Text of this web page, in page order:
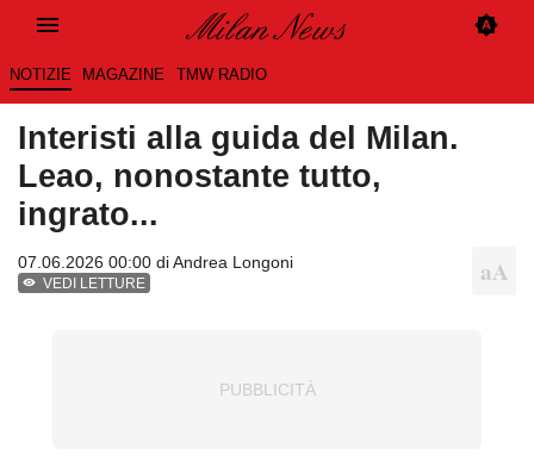
NOTIZIE MAGAZINE TMW RADIO
Interisti alla guida del Milan.
Leao, nonostante tutto,
ingrato...
07.06.2026 00:00 diAndrea Longoni
VEDI LETTURE